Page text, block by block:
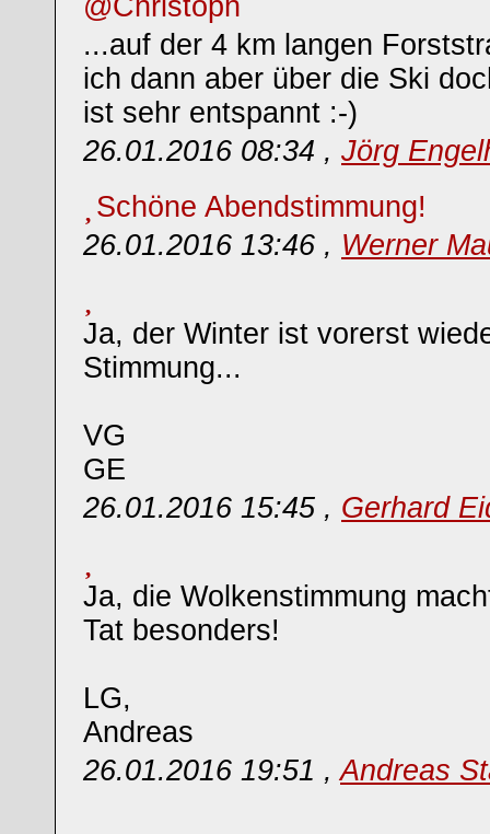
@Christoph
...auf der 4 km langen
ich dann aber über die Ski
ist sehr entspannt :-)
26.01.2016 08:34 , Jörg
Schöne Abendstimmung!
26.01.2016 13:46 , Werner
Ja, der Winter ist vorerst
Stimmung...
VG
GE
26.01.2016 15:45 , Gerhard
Ja, die Wolkenstimmung
Tat besonders!
LG,
Andreas
26.01.2016 19:51 ,Andreas